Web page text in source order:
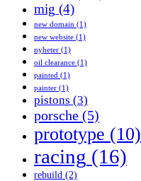
mig (4)
new domain (1)
new website (1)
nyheter (1)
oil clearance (1)
painted (1)
painter (1)
pistons (3)
porsche (5)
prototype (10)
racing (16)
rebuild (2)